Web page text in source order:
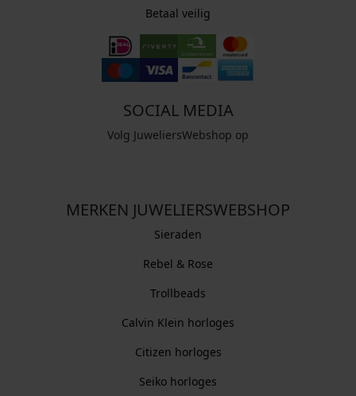
Betaal veilig
SOCIAL MEDIA
Volg JuweliersWebshop op
MERKEN JUWELIERSWEBSHOP
Sieraden
Rebel & Rose
Trollbeads
Calvin Klein horloges
Citizen horloges
Seiko horloges